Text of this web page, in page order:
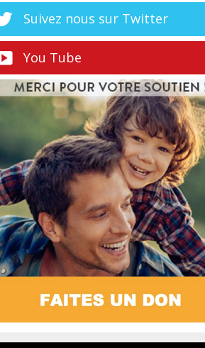
Suivez nous sur Twitter
You Tube